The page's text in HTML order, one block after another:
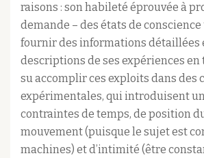
raisons : son habileté éprouvée à
demande – des états de
fournir des informations détaillées
descriptions de ses expériences en
su accomplir ces exploits dans des
expérimentales, qui introduisent
contraintes de temps, de position
mouvement (puisque le sujet est
machines) et d’intimité (être